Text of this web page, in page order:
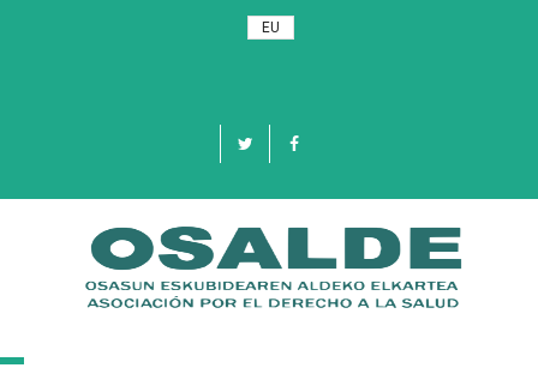
EU
Toggle